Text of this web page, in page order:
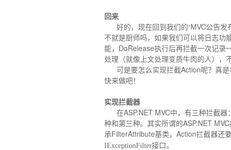
回来
好的，现在回到我们的“MVC公告发
不就是厨师吗，如果我们可以将日志功
能，DoRelease执行后再拦截一次记录
处理（就像上文处理变质牛肉的人），
可是要怎么实现拦截Action呢？真是
快来做吧！
实现拦截器
在ASP.NET MVC中，有三种拦截器
种和第三种。其实所谓的ASP.NET
承FilterAttribute基类，Action拦截器还
IExceptionFilter接口。